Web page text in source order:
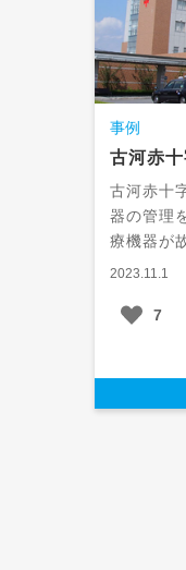
事例
古河赤
古河赤十
器の管理
療機器が
2023.11.1
7